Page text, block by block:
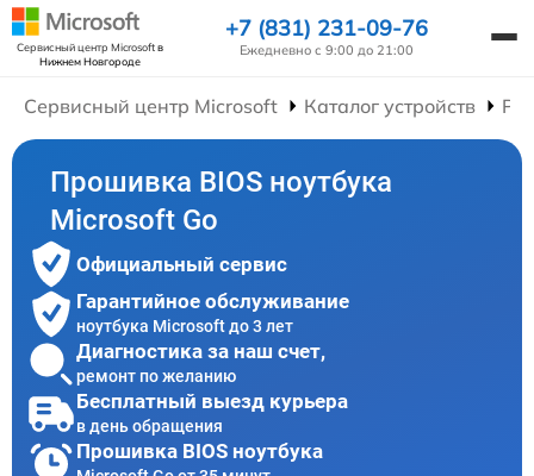
Сервисный центр Microsoftв
Нижнем Новгороде
+7 (831) 231-09-76
Ежедневно с 9:00 до 21:00
Сервисный центр Microsoft Каталог устройств
Прошивка BIOS ноутбука
Microsoft Go
Официальный сервис
Гарантийное обслуживание
ноутбука Microsoft до 3 лет
Диагностика за наш счет,
ремонт по желанию
Бесплатный выезд курьера
в день обращения
Прошивка BIOS ноутбука